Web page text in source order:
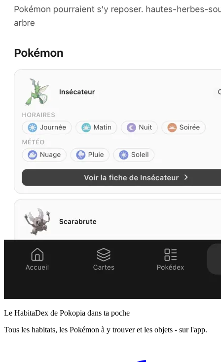
Le HabitaDex de Pokopia dans ta poche
Tous les habitats, les Pokémon à y trouver et les objets - sur l'app.